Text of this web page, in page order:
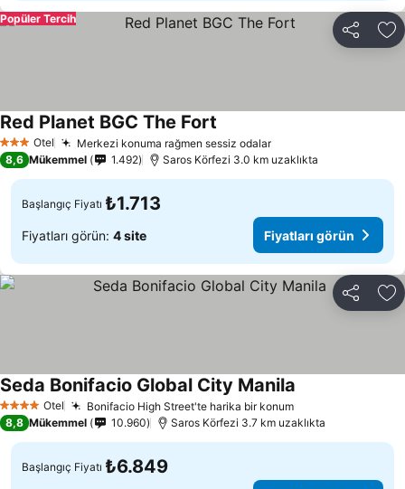
Paylaş
Popüler Tercih
3 YıldızOtel Merkezi konuma rağmen sessiz odalar
Red Planet BGC The Fort
8,6 Mükemmel 1.492 Saros Körfezi 3.0 km uzaklıkta
Başlangıç Fiyatı ₺1.713
Fiyatları görün: 4 site Fiyatları görün
Paylaş
4 Yıldız Otel Bonifacio High Street'te harika bir konum
Seda Bonifacio Global City Manila
8,8 Mükemmel 10.960 Saros Körfezi 3.7 km uzaklıkta
Başlangıç Fiyatı ₺6.849